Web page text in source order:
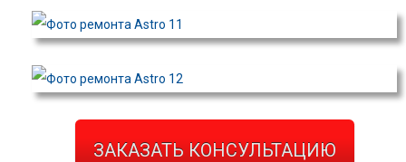
ЗАКАЗАТЬ КОНСУЛЬТАЦИЮ